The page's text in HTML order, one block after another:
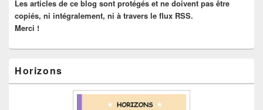
Les articles de ce blog sont protégés et ne doivent pas être
copiés, ni intégralement, ni à travers le flux RSS.
Merci !
Horizons